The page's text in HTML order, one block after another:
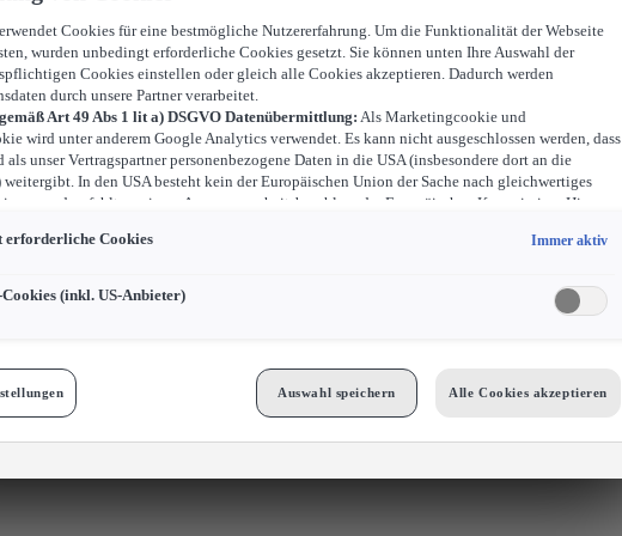
Cookies für eine bestmögliche Nutzererfahrung. Um die Funktionalität der Webseite
wurden unbedingt erforderliche Cookies gesetzt. Sie können unten Ihre Auswahl der
Cookies einstellen oder gleich alle Cookies akzeptieren. Dadurch werden
durch unsere Partner verarbeitet.
Art 49 Abs 1 lit a) DSGVO Datenübermittlung: Als Marketingcookie und
wird unter anderem Google Analytics verwendet. Es kann nicht ausgeschlossen werden, dass
als unser Vertragspartner personenbezogene Daten in die USA (insbesondere dort an die
In den USA besteht kein der Europäischen Union der Sache nach gleichwertiges
und es fehlt an einem Angemessenheitsbeschluss der Europäischen Kommission. Hieraus
können, in den USA keine Datenschutzgrundsätze bestehen, und weil nicht ausgeschlossen
Eingriffe in Ihre persönlichen Rechte und Freiheiten nicht auf das absolut Notwendige
Sollten Sie das Setzen von Cookies für Marketingzwecke oder Leistungscookies auch für
Zwecke von Google Analytics gesetzt werden, finden Sie in den Cookie-Einstellungen am
frei, Ihre Einwilligung jederzeit zu geben, zu verweigern oder zurückzuziehen.
für Marketingzwecke:Sofern Sie über einen von uns personalisierten Link auf unsere
haben, von Ihrem zugeordneten Händler bzw. im Falle eines Porsche Betriebs, Porsche
erforderliche Cookies Immer aktiv
(inkl. US-Anbieter)
Auswahl speichern Alle Cookies akzeptieren